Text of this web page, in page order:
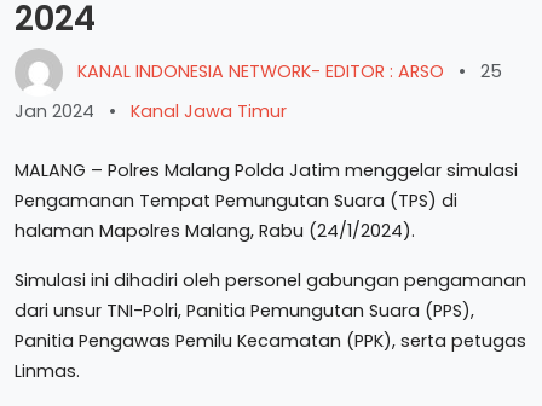
2024
KANAL INDONESIA NETWORK- EDITOR : ARSO •
25
Jan 2024
• Kanal Jawa Timur
MALANG – Polres Malang Polda Jatim menggelar simulasi
Pengamanan Tempat Pemungutan Suara (TPS) di
halaman Mapolres Malang, Rabu (24/1/2024).
Simulasi ini dihadiri oleh personel gabungan pengamanan
dari unsur TNI-Polri, Panitia Pemungutan Suara (PPS),
Panitia Pengawas Pemilu Kecamatan (PPK), serta petugas
Linmas.